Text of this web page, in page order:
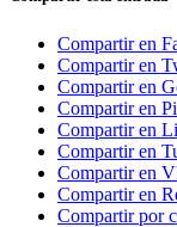
Compartir en
Compartir en
Compartir en
Compartir en
Compartir en
Compartir en
Compartir en
Compartir en
Compartir por